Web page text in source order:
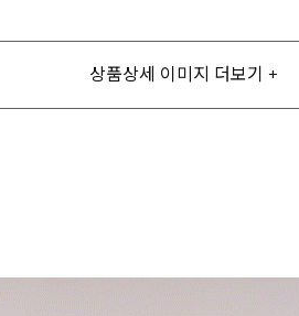
상품상세 이미지 더보기 +